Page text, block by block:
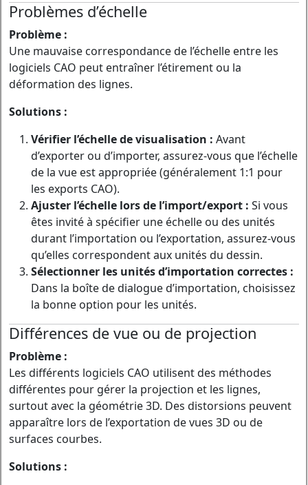
Problèmes d’échelle
Problème :
Une mauvaise correspondance de l’échelle entre les
logiciels CAO peut entraîner l’étirement ou la
déformation des lignes.
Solutions :
Vérifier l’échelle de visualisation : Avant
d’exporter ou d’importer, assurez-vous que l’échelle
de la vue est appropriée (généralement 1:1 pour
les exports CAO).
Ajuster l’échelle lors de l’import/export : Si vous
êtes invité à spécifier une échelle ou des unités
durant l’importation ou l’exportation, assurez-vous
qu’elles correspondent aux unités du dessin.
Sélectionner les unités d’importation correctes :
Dans la boîte de dialogue d’importation, choisissez
la bonne option pour les unités.
Différences de vue ou de projection
Problème :
Les différents logiciels CAO utilisent des méthodes
différentes pour gérer la projection et les lignes,
surtout avec la géométrie 3D. Des distorsions peuvent
apparaître lors de l’exportation de vues 3D ou de
surfaces courbes.
Solutions :